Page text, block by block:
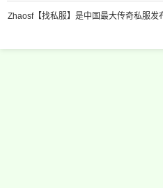
Zhaosf【找私服】是中国最大传奇私服